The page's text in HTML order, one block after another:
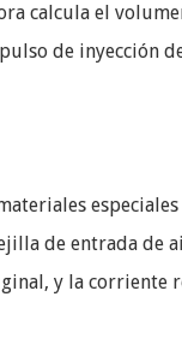
calcula el
de inyección
de entrada de
y la corriente